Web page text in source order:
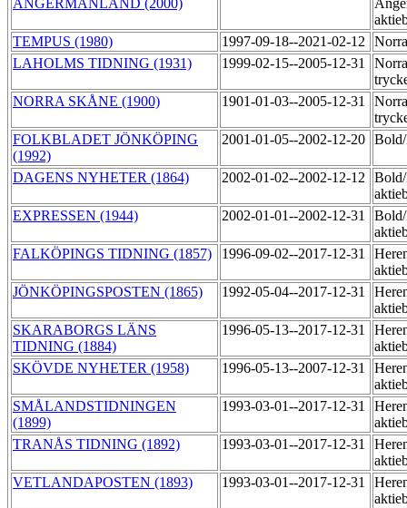
ÅNGERMANLAND (2000)
TEMPUS (1980)
1997-09-18--2021-02-12
LAHOLMS TIDNING (1931)
1999-02-15--2005-12-31
NORRA SKÅNE (1900)
1901-01-03--2005-12-31
FOLKBLADET JÖNKÖPING
(1992)
2001-01-05--2002-12-20
DAGENS NYHETER (1864) 2002-01-02--2002-12-12
EXPRESSEN (1944)
2002-01-01--2002-12-31
FALKÖPINGS TIDNING (1857)
1996-09-02--2017-12-31
JÖNKÖPINGSPOSTEN (1865)
1992-05-04--2017-12-31
SKARABORGS LÄNS
TIDNING (1884)
1996-05-13--2017-12-31
SKÖVDE NYHETER (1958)
1996-05-13--2007-12-31
SMÅLANDSTIDNINGEN
(1899)
1993-03-01--2017-12-31
TRANÅS TIDNING (1892)
1993-03-01--2017-12-31
VETLANDAPOSTEN (1893)
1993-03-01--2017-12-31